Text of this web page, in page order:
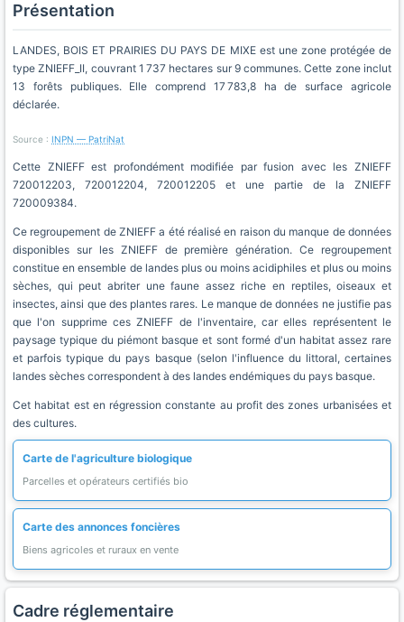
Présentation
LANDES, BOIS ET PRAIRIES DU PAYS DE MIXE est une zone protégée de
type ZNIEFF_II, couvrant 1 737 hectares sur 9 communes. Cette zone inclut
13 forêts publiques. Elle comprend 17 783,8 ha de surface agricole
déclarée.
Source : INPN — PatriNat
Cette ZNIEFF est profondément modifiée par fusion avec les ZNIEFF
720012203, 720012204, 720012205 et une partie de la ZNIEFF
720009384.
Ce regroupement de ZNIEFF a été réalisé en raison du manque de données
disponibles sur les ZNIEFF de première génération. Ce regroupement
constitue en ensemble de landes plus ou moins acidiphiles et plus ou moins
sèches, qui peut abriter une faune assez riche en reptiles, oiseaux et
insectes, ainsi que des plantes rares. Le manque de données ne justifie pas
que l'on supprime ces ZNIEFF de l'inventaire, car elles représentent le
paysage typique du piémont basque et sont formé d'un habitat assez rare
et parfois typique du pays basque (selon l'influence du littoral, certaines
landes sèches correspondent à des landes endémiques du pays basque.
Cet habitat est en régression constante au profit des zones urbanisées et
des cultures.
Carte de l'agriculture biologique
Parcelles et opérateurs certifiés bio
Carte des annonces foncières
Biens agricoles et ruraux en vente
Cadre réglementaire